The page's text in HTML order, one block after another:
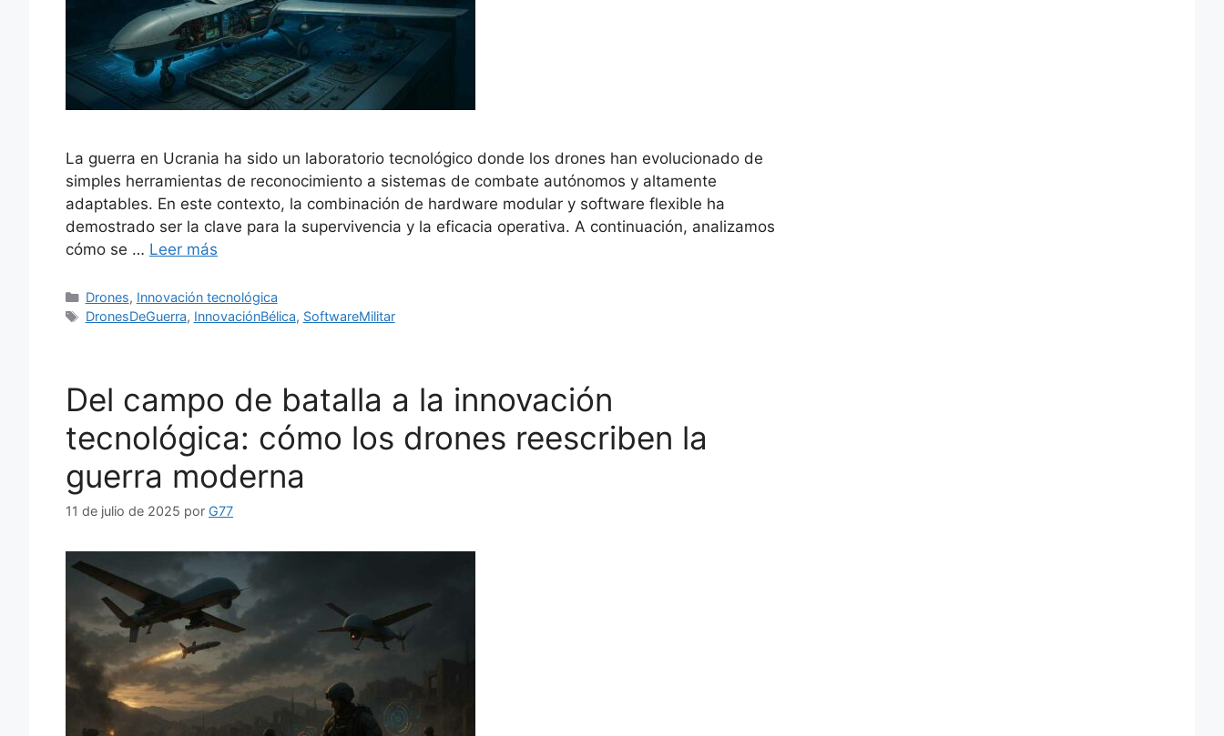
La guerra en Ucrania ha sido un laboratorio tecnológico donde los drones han evolucionado de
simples herramientas de reconocimiento a sistemas de combate autónomos y altamente
adaptables. En este contexto, la combinación de hardware modular y software flexible ha
demostrado ser la clave para la supervivencia y la eficacia operativa. A continuación, analizamos
cómo se … Leer más
Categorías
Drones, Innovación tecnológica
Etiquetas
DronesDeGuerra, InnovaciónBélica, SoftwareMilitar
Del campo de batalla a la innovación
tecnológica: cómo los drones reescriben la
guerra moderna
11 de julio de 2025 por G77